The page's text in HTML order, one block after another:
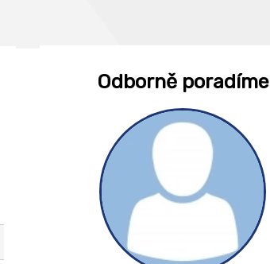
Odborně poradíme